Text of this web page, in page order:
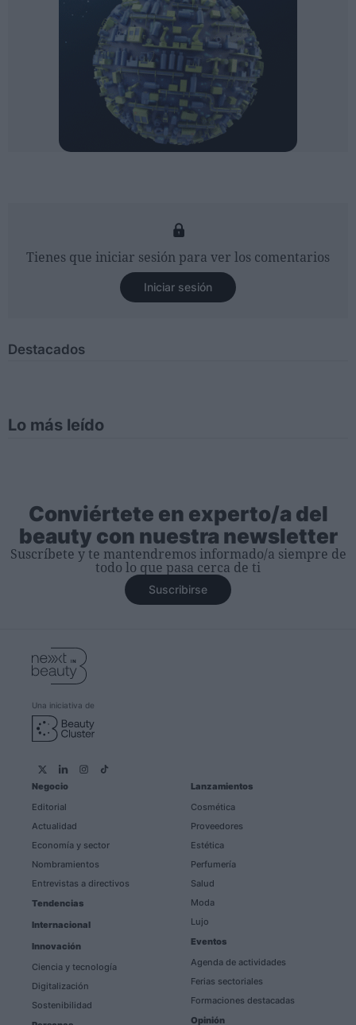
Tienes que iniciar sesión para ver los comentarios
Iniciar sesión
Destacados
Lo más leído
Conviértete en experto/a del
beauty con nuestra newsletter
Suscríbete y te mantendremos informado/a siempre de
todo lo que pasa cerca de ti
Suscribirse
Una iniciativa de
Negocio
Editorial
Actualidad
Economía y sector
Nombramientos
Entrevistas a directivos
Tendencias
Internacional
Innovación
Ciencia y tecnología
Digitalización
Sostenibilidad
Lanzamientos
Cosmética
Proveedores
Estética
Perfumería
Salud
Moda
Lujo
Eventos
Agenda de actividades
Ferias sectoriales
Formaciones destacadas
Opinión